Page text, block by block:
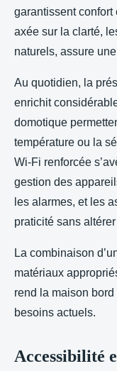
garantissent confort
axée sur la clarté,
naturels, assure
Au quotidien, la
enrichit
domotique
température ou la
Wi-Fi renforcée
gestion des
les alarmes, et les
praticité sans
La combinaison
matériaux
rend la maison
besoins actuels.
Accessibilité